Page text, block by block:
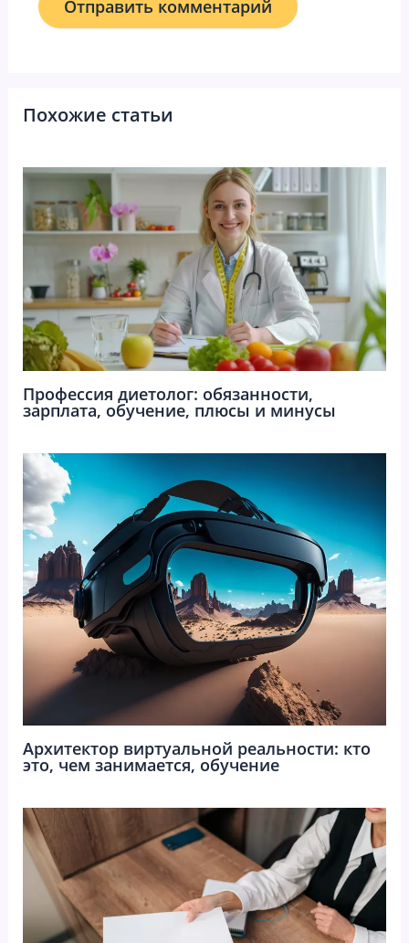
Похожие статьи
Профессия диетолог: обязанности,
зарплата, обучение, плюсы и минусы
Архитектор виртуальной реальности: кто
это, чем занимается, обучение